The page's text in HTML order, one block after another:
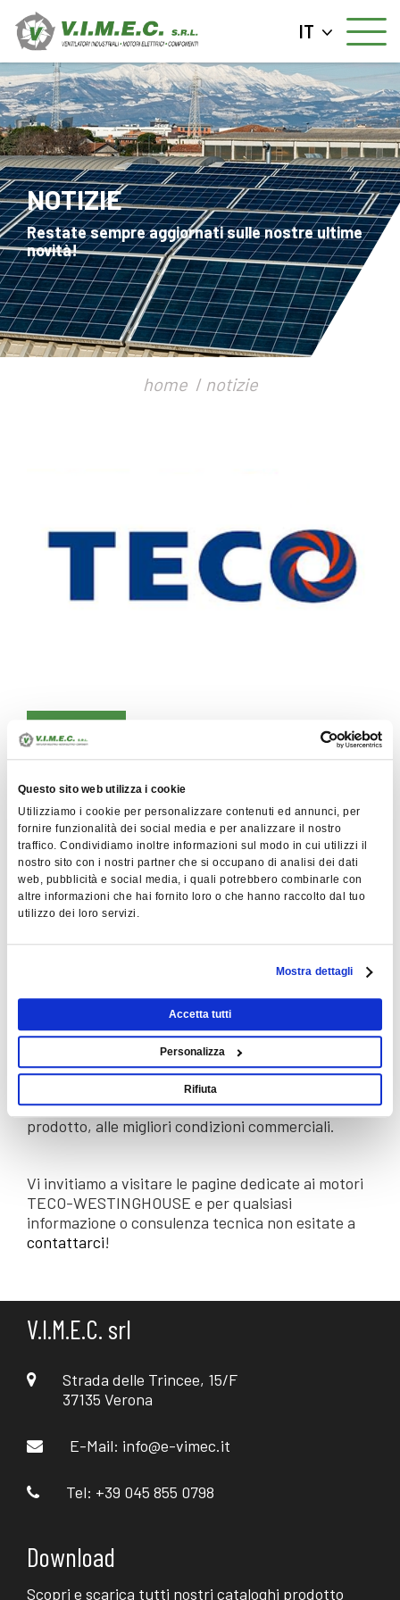
Questo sito web utilizza i cookie
Utilizziamo i cookie per personalizzare contenuti ed annunci, per
fornire funzionalità dei social media e per analizzare il nostro
traffico. Condividiamo inoltre informazioni sul modo in cui utilizzi il
nostro sito con i nostri partner che si occupano di analisi dei dati
web, pubblicità e social media, i quali potrebbero combinarle con
altre informazioni che hai fornito loro o che hanno raccolto dal tuo
utilizzo dei loro servizi.
Mostra dettagli
Accetta tutti
Personalizza
Rifiuta
IT
NOTIZIE
Restate sempre aggiornati sulle nostre ultime
novità!
home notizie
01.09.2013
V.I.M.E.C. s.r.l. Master Distributor dei motori
TECO-WESTINGHOUSE
V.I.M.E.C. srlè lieta di annunciare il
raggiungimento dell'accordo di collaborazione
commerciale con TECO-Europe, sede europea di
Teco Electric and Machinery Co. Ltd,terzo
produttore mondiale di motori elettrici e meglio
serie di motori elettrici ad alta efficienza"E-
motion", progettati secondo gli Standard Europei
raggiungendo la massima qualità e versatilità di
prodotto.
V.I.M.E.C. srl, nella veste diMaster Distributor dei
motori elettrici TECO-WESTINGHOUSE
garantire la massima qualità ed affidabilità di
prodotto, alle migliori condizioni commerciali.
Vi invitiamo a visitare le pagine dedicate ai motori
TECO-WESTINGHOUSE e per qualsiasi
informazione o consulenza tecnica non esitate a
contattarci!
V.I.M.E.C. srl
Strada delle Trincee, 15/F
37135 Verona
E-Mail: info@e-vimec.it
Tel: +39 045 855 0798
Download
Scopri e scarica tutti nostri cataloghi prodotto